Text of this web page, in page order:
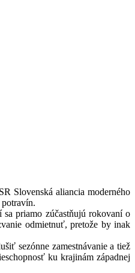
Slovenská aliancia moderného
priamo zúčastňujú rokovaní o
odmietnuť, pretože by inak
sezónne zamestnávanie a tiež
ku krajinám západnej